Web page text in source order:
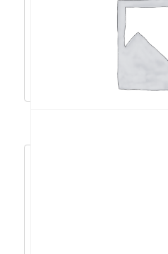
Calman Verified –
317,00€
Dodaj u